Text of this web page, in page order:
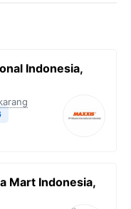
Indonesia,
Mart Indonesia,